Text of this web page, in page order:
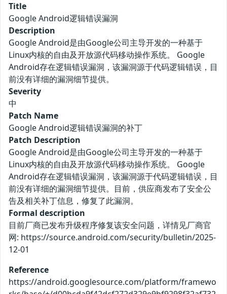
Title
Google Android逻辑错误漏洞
Description
Google Android是由Google公司主导开发的一种基于
Linux内核的自由及开放源代码移动操作系统。 Google
Android存在逻辑错误漏洞，该漏洞源于代码逻辑错误，目
前没有详细的漏洞细节提供。
Severity
中
Patch Name
Google Android逻辑错误漏洞的补丁
Patch Description
Google Android是由Google公司主导开发的一种基于
Linux内核的自由及开放源代码移动操作系统。 Google
Android存在逻辑错误漏洞，该漏洞源于代码逻辑错误，目
前没有详细的漏洞细节提供。目前，供应商发布了安全公
告及相关补丁信息，修复了此漏洞。
Formal description
目前厂商已发布升级程序修复该安全问题，详情见厂商官
网: https://source.android.com/security/bulletin/2025-
12-01
Reference
https://android.googlesource.com/platform/framewo